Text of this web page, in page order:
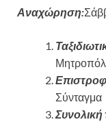
Αναχώρηση:
Σύνταγμα
Συνολική